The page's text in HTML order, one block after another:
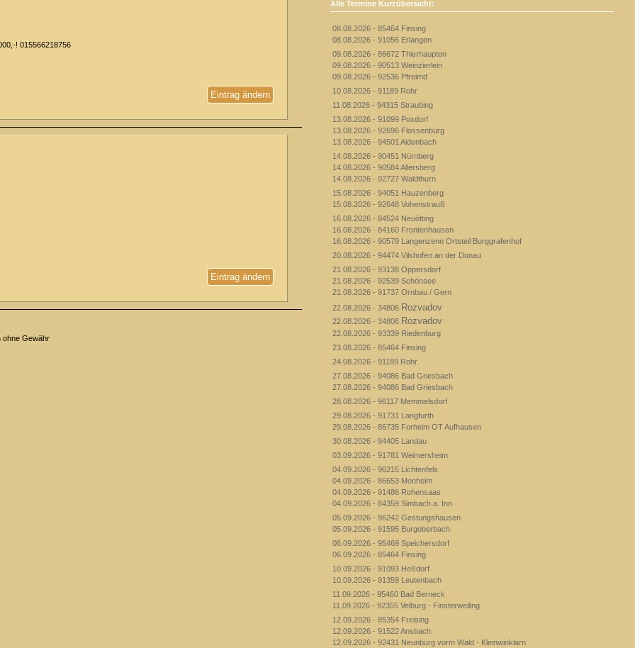
! 015566218756
Eintrag ändern
Eintrag ändern
ohne Gewähr
Alle Termine Kurzübersicht:
08.08.2026 - 85464 Finsing
08.08.2026 - 91056 Erlangen
09.08.2026 - 86672 Thierhaupten
09.08.2026 - 90513 Weinzierlein
09.08.2026 - 92536 Pfreimd
10.08.2026 - 91189 Rohr
11.08.2026 - 94315 Straubing
13.08.2026 - 91099 Poxdorf
13.08.2026 - 92696 Flossenbürg
13.08.2026 - 94501 Aidenbach
14.08.2026 - 90451 Nürnberg
14.08.2026 - 90584 Allersberg
14.08.2026 - 92727 Waldthurn
15.08.2026 - 94051 Hauzenberg
15.08.2026 - 92648 Vohenstrauß
16.08.2026 - 84524 Neuötting
16.08.2026 - 84160 Frontenhausen
16.08.2026 - 90579 Langenzenn Ortsteil Burggrafenhof
20.08.2026 - 94474 Vilshofen an der Donau
21.08.2026 - 93138 Oppersdorf
21.08.2026 - 92539 Schönsee
21.08.2026 - 91737 Ornbau / Gern
22.08.2026 - 34806 Rozvadov
22.08.2026 - 34806 Rozvadov
22.08.2026 - 93339 Riedenburg
23.08.2026 - 85464 Finsing
24.08.2026 - 91189 Rohr
27.08.2026 - 94086 Bad Griesbach
27.08.2026 - 94086 Bad Griesbach
28.08.2026 - 96117 Memmelsdorf
29.08.2026 - 91731 Langfurth
29.08.2026 - 86735 Forheim OT Aufhausen
30.08.2026 - 94405 Landau
03.09.2026 - 91781 Weimersheim
04.09.2026 - 96215 Lichtenfels
04.09.2026 - 86653 Monheim
04.09.2026 - 91486 Rohensaas
04.09.2026 - 84359 Simbach a. Inn
05.09.2026 - 96242 Gestungshausen
05.09.2026 - 91595 Burgoberbach
06.09.2026 - 95469 Speichersdorf
06.09.2026 - 85464 Finsing
10.09.2026 - 91093 Heßdorf
10.09.2026 - 91359 Leutenbach
11.09.2026 - 95460 Bad Berneck
11.09.2026 - 92355 Velburg - Finsterweiling
12.09.2026 - 85354 Freising
12.09.2026 - 91522 Ansbach
12.09.2026 - 92431 Neunburg vorm Wald - Kleinwinklarn